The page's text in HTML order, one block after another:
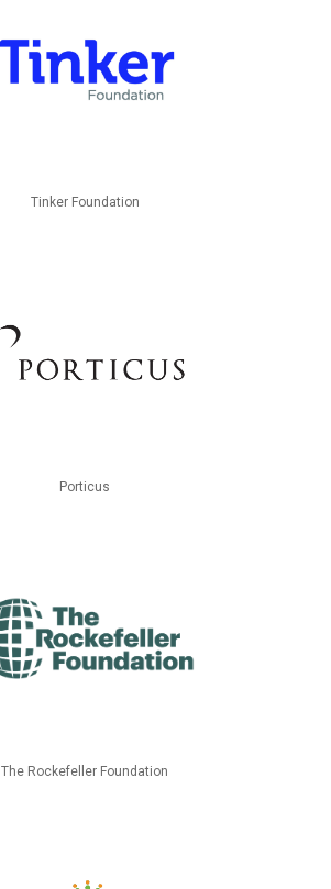
Tinker Foundation
Porticus
The Rockefeller Foundation